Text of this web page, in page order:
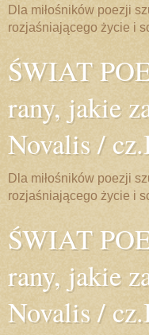
Dla miłośników poezji
rozjaśniającego życie i
ŚWIAT
rany, jakie
Novalis /
Dla miłośników poezji
rozjaśniającego życie i
ŚWIAT
rany, jakie
Novalis /